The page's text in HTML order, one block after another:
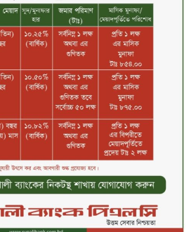
পরিবারের কাছে কিশোরের কান্নাজড়িত
কণ্ঠ শোনিয়ে ১২ লাখ টাকা মুক্তিপণ
দাবি, টাকা না পেয়ে শ্বাসরোধে হত্যা—
আলোচিত রাফিজ হত্যা মামলার অন্যতম
আসামি গাজীপুর থেকে গ্রেফতার
নড়াইলে বিএনপির ৬ নেতার
বহিষ্কারাদেশ প্রত্যাহার